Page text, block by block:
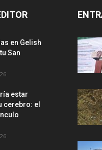
en Gelish
San
estar
cerebro: el